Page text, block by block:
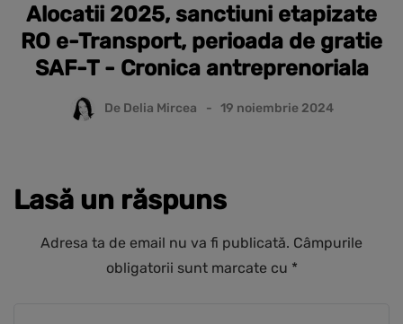
Alocatii 2025, sanctiuni etapizate
RO e-Transport, perioada de gratie
SAF-T - Cronica antreprenoriala
De Delia Mircea 19 noiembrie 2024
Lasă un răspuns
Adresa ta de email nu va fi publicată. Câmpurile
obligatorii sunt marcate cu *